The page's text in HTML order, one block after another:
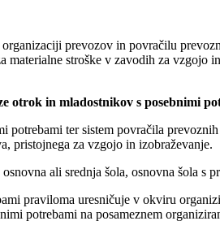
prevozov in povračilu
stroške v zavodih za
otrok in mladostnikov s posebnimi
ter sistem povračila
pristojnega za vzgojo in izobraževanje.
ali srednja šola, osnovna šola s
praviloma uresničuje v okviru
potrebami na posameznem